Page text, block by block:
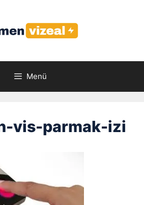
Menü
vis-parmak-izi